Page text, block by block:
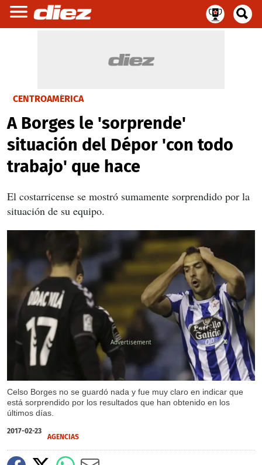
CENTROAMÉRICA
A Borges le 'sorprende'
situación del Dépor 'con todo
trabajo' que hace
El costarricense se mostró sumamente sorprendido por la
situación de su equipo.
Celso Borges no se guardó nada y fue muy claro en indicar que
está sorprendido por los resultados que han obtenido en los
últimos días.
X
2017-02-23
AGENCIAS